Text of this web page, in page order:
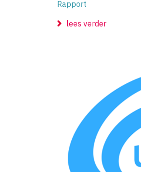
Rapport
lees verder